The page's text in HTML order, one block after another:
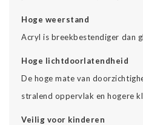
Hoge weerstand
Acryl is breekbestendiger dan
Hoge lichtdoorlatendheid
De hoge mate van
stralend oppervlak en hogere
Veilig voor kinderen